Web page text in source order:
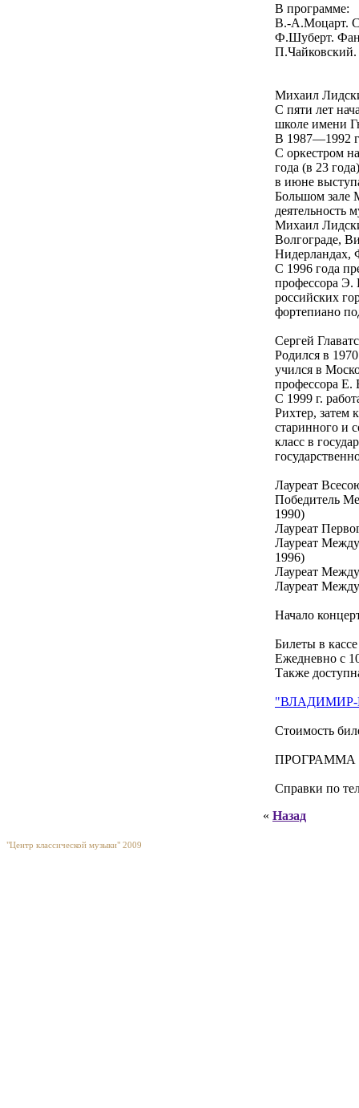
В программе:
В.-А.Моцарт.
Ф.Шуберт.
П.Чайковский.
Михаил
С пяти лет
школе имени
В 1987—1992
С оркестром
года (в 23
в июне
Большом зале
деятельность
Михаил
Волгограде,
Нидерландах,
С 1996 года
профессора Э.
российских
фортепиано
Сергей
Родился в
учился в
профессора
С 1999 г.
Рихтер, затем
старинного и
класс в
Лауреат
Победитель
1990)
Лауреат
Лауреат
1996)
Лауреат
Лауреат
Начало
Билеты в
Ежедневно с
Также
Стоимость
Справки по
« Назад
"Центр классической музыки" 2009